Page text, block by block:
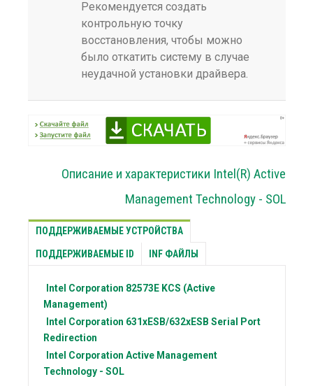
Рекомендуется создать
контрольную точку
восстановления, чтобы можно
было откатить систему в случае
неудачной установки драйвера.
Описание и характеристики Intel(R) Active
Management Technology - SOL
ПОДДЕРЖИВАЕМЫЕ УСТРОЙСТВА
ПОДДЕРЖИВАЕМЫЕ ID INF ФАЙЛЫ
Intel Corporation 82573E KCS (Active
Management)
Intel Corporation 631xESB/632xESB Serial Port
Redirection
Intel Corporation Active Management
Technology - SOL